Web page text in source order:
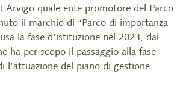
Arvigo quale ente promotore del Parco
il marchio di “Parco di importanza
la fase d’istituzione nel 2023, dal
ha per scopo il passaggio alla fase
l’attuazione del piano di gestione